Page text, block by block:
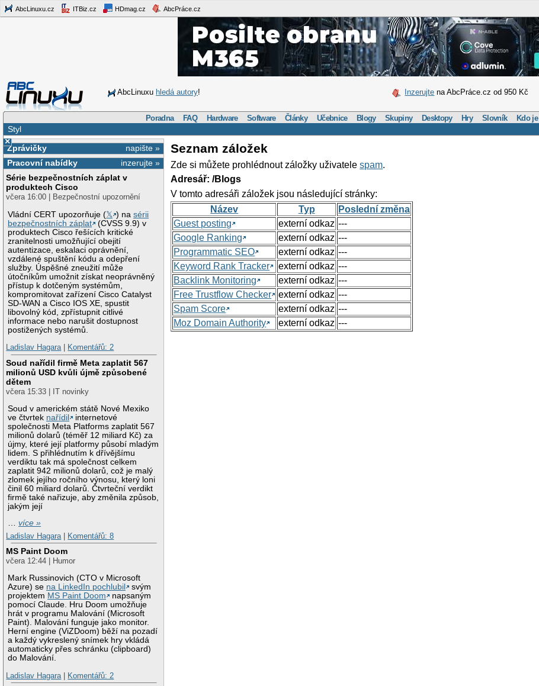
AbcLinuxu.cz ITBiz.cz HDmag.cz AbcPráce.cz
AbcLinuxu hledá autory! Inzerujte na AbcPráce.cz od 950 Kč
Poradna FAQ Hardware Software Články Učebnice Blogy Skupiny Desktopy Hry Slovník Kdo je
Styl
×
napište »
Zprávičky
inzerujte »
Pracovní nabídky
Série bezpečnostních záplat v
produktech Cisco
včera 16:00 | Bezpečnostní upozornění
Vládní CERT upozorňuje (𝕏 ) nasérii
bezpečnostních záplat
(CVSS 9.9) v
produktech Cisco řešících kritické
zranitelnosti umožňující obejití
autentizace, eskalaci oprávnění,
vzdálené spuštění kódu a odepření
služby. Úspěšné zneužití může
útočníkům umožnit získat neoprávněný
přístup k dotčeným systémům,
kompromitovat zařízení Cisco Catalyst
SD-WAN a Cisco IOS XE, spustit
libovolný kód, zpřístupnit citlivé
informace nebo narušit dostupnost
postižených systémů.
Ladislav Hagara| Komentářů: 2
Soud nařídil firmě Meta zaplatit 567
milionů USD kvůli újmě způsobené
dětem
včera 15:33 | IT novinky
Soud v americkém státě Nové Mexiko
ve čtvrtek nařídil
internetové
společnosti Meta Platforms zaplatit 567
milionů dolarů (téměř 12 miliard Kč) za
újmy, které její platformy působí mladým
lidem. S přihlédnutím k dřívějšímu
verdiktu tak má společnost celkem
zaplatit 942 milionů dolarů, což je malý
zlomek jejího ročního výnosu, který loni
činil 60 miliard dolarů. Čtvrteční verdikt
firmě také nařizuje, aby změnila způsob,
jakým její
…více »
Ladislav Hagara
Komentářů: 8
MS Paint Doom
včera 12:44 | Humor
Mark Russinovich (CTO v Microsoft
Azure) se na LinkedIn pochlubil
svým
projektem MS Paint Doom
napsaným
pomocí Claude. Hru Doom umožňuje
hrát v programu Malování (Microsoft
Paint). Malování funguje jako monitor.
Herní engine (ViZDoom) běží na pozadí
a každý vykreslený snímek hry vkládá
automaticky přes schránku (clipboard)
do Malování.
Ladislav Hagara
Komentářů: 2
Seznam záložek
Zde si můžete prohlédnout záložky uživatelespam.
Adresář: /Blogs
V tomto adresáři záložek jsou následující stránky:
Název
Typ
Poslední změna
Guest posting
externí odkaz ---
Google Ranking
externí odkaz ---
Programmatic SEO
externí odkaz ---
Keyword Rank Tracker
externí odkaz ---
Backlink Monitoring
externí odkaz ---
Free Trustflow Checker
externí odkaz ---
Spam Score
externí odkaz ---
Moz Domain Authority
externí odkaz ---